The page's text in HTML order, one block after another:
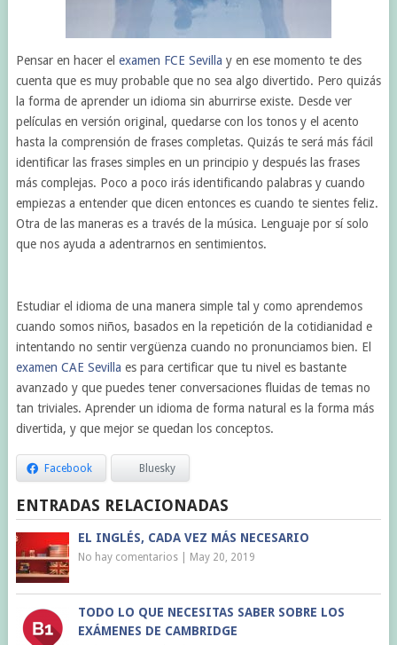
Pensar en hacer el examen FCE Sevilla y en ese momento te des
cuenta que es muy probable que no sea algo divertido. Pero quizás
la forma de aprender un idioma sin aburrirse existe. Desde ver
películas en versión original, quedarse con los tonos y el acento
hasta la comprensión de frases completas. Quizás te será más fácil
identificar las frases simples en un principio y después las frases
más complejas. Poco a poco irás identificando palabras y cuando
empiezas a entender que dicen entonces es cuando te sientes feliz.
Otra de las maneras es a través de la música. Lenguaje por sí solo
que nos ayuda a adentrarnos en sentimientos.
Estudiar el idioma de una manera simple tal y como aprendemos
cuando somos niños, basados en la repetición de la cotidianidad e
intentando no sentir vergüenza cuando no pronunciamos bien. El
examen CAE Sevilla es para certificar que tu nivel es bastante
avanzado y que puedes tener conversaciones fluidas de temas no
tan triviales. Aprender un idioma de forma natural es la forma más
divertida, y que mejor se quedan los conceptos.
Facebook Bluesky
ENTRADAS RELACIONADAS
EL INGLÉS, CADA VEZ MÁS NECESARIO
No hay comentarios| May 20, 2019
TODO LO QUE NECESITAS SABER SOBRE LOS
EXÁMENES DE CAMBRIDGE